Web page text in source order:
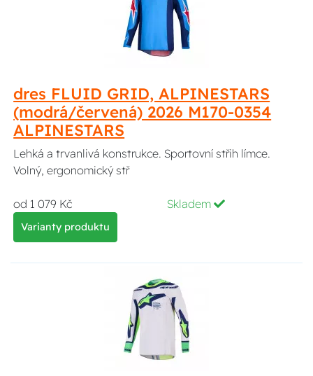
dres FLUID GRID, ALPINESTARS
(modrá/červená) 2026 M170-0354
ALPINESTARS
Lehká a trvanlivá konstrukce. Sportovní střih límce.
Volný, ergonomický stř
od 1 079 Kč Skladem
Varianty produktu